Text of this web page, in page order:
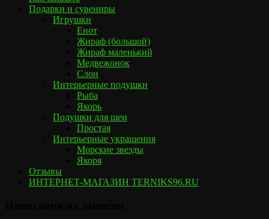
Подарки и сувениры
Игрушки
Енот
Жираф (большой)
Жираф маленький
Медвежонок
Слон
Интерьерные подушки
Рыба
Якорь
Подушки для шеи
Простая
Интерьерные украшения
Морские звезды
Якоря
Отзывы
ИНТЕРНЕТ-МАГАЗИН TERNIKS96.RU